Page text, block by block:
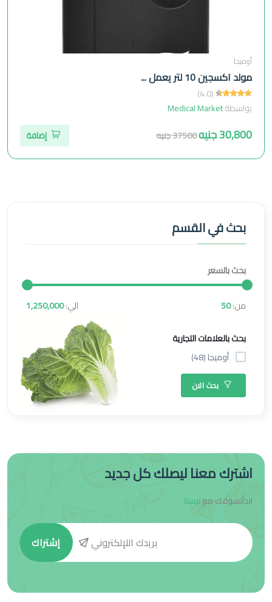
أوميجا
مولد اكسجين 10 لتر يعمل ...
(4.0)
بواسطةMedical Market
30,800 جنيه 37500 جنيه إضافة
بحث في القسم
بحث بالسعر
من:50 الي:1,250,000
بحث بالعلامات التجارية
أوميجا (48)
بحث الان
اشترك معنا ليصلك كل جديد
ابدأتسوقك معنيستا
إشتراك